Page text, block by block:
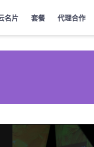
名片 套餐 代理合作